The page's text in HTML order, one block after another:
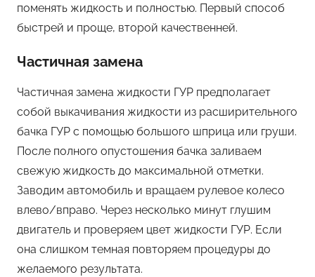
поменять жидкость и полностью. Первый способ
быстрей и проще, второй качественней.
Частичная замена
Частичная замена жидкости ГУР предполагает
собой выкачивания жидкости из расширительного
бачка ГУР с помощью большого шприца или груши.
После полного опустошения бачка заливаем
свежую жидкость до максимальной отметки.
Заводим автомобиль и вращаем рулевое колесо
влево/вправо. Через несколько минут глушим
двигатель и проверяем цвет жидкости ГУР. Если
она слишком темная повторяем процедуры до
желаемого результата.